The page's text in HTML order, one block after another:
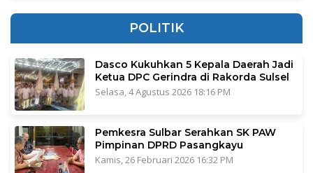
POLITIK
Dasco Kukuhkan 5 Kepala Daerah Jadi
Ketua DPC Gerindra di Rakorda Sulsel
Selasa, 4 Agustus 2026 18:16 PM
Pemkesra Sulbar Serahkan SK PAW
Pimpinan DPRD Pasangkayu
Kamis, 26 Februari 2026 16:32 PM